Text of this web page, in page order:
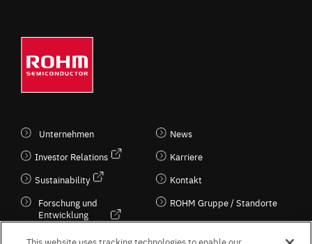
Unternehmen
Investor Relations
Sustainability
Forschung und
Entwicklung
Kultur / Wirtschaft
News
Karriere
Kontakt
ROHM Gruppe / Standorte
This website uses tracking technologies to enable our